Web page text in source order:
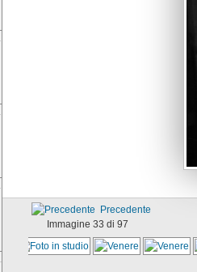
Precedente
Immagine 33 di 97